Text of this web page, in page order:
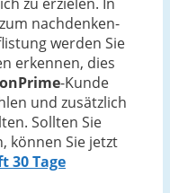
nachdenken-
werden Sie
erkennen, dies
-Kunde
und zusätzlich
Sollten Sie
können Sie jetzt
30 Tage